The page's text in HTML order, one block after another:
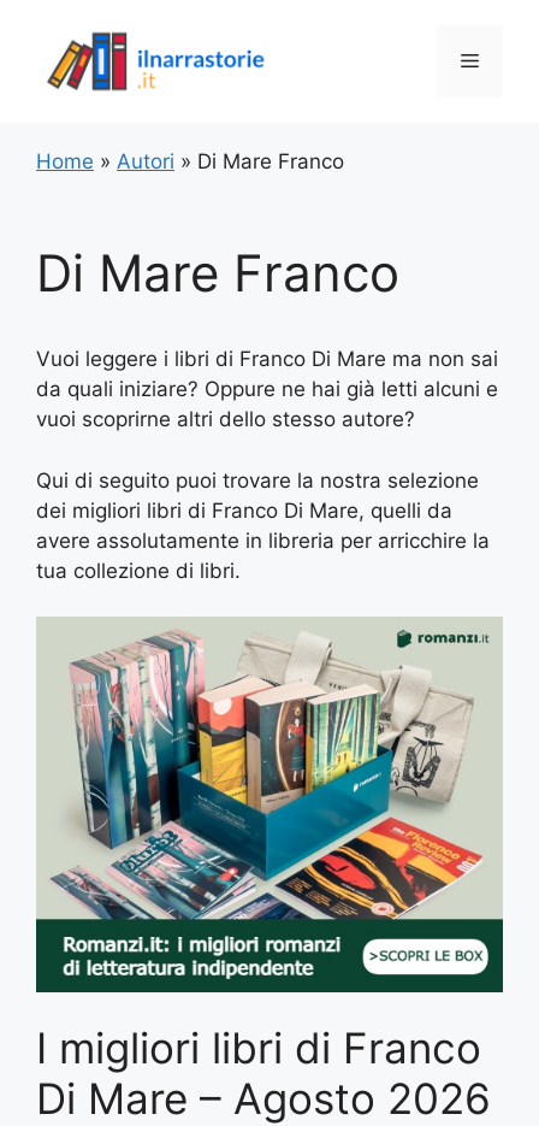
contenuto
Menu
Home » Autori » Di Mare Franco
Di Mare Franco
Vuoi leggere i libri di Franco Di Mare ma non sai
da quali iniziare? Oppure ne hai già letti alcuni e
vuoi scoprirne altri dello stesso autore?
Qui di seguito puoi trovare la nostra selezione
dei migliori libri di Franco Di Mare, quelli da
avere assolutamente in libreria per arricchire la
tua collezione di libri.
I migliori libri di Franco
Di Mare – Agosto 2026